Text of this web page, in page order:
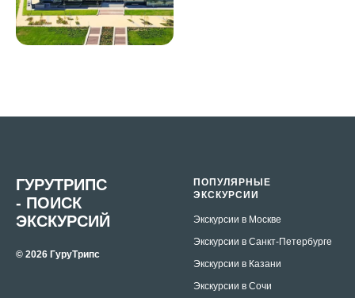
ГУРУТРИПС
- ПОИСК
ЭКСКУРСИЙ
© 2026 ГуруТрипс
ПОПУЛЯРНЫЕ
ЭКСКУРСИИ
Экскурсии в Москве
Экскурсии в Санкт-Петербурге
Экскурсии в Казани
Экскурсии в Сочи